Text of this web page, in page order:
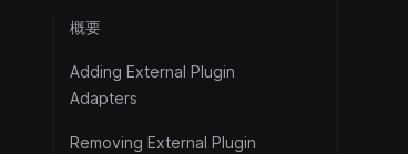
概要
Adding External Plugin
Adapters
Removing External Plugin